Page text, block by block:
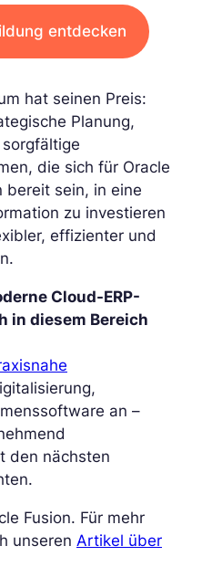
entdecken
hat seinen Preis:
Planung,
die sich für Oracle
bereit sein, in eine
zu investieren
effizienter und
Cloud-ERP-
in diesem Bereich
an –
den nächsten
Fusion. Für mehr
unseren Artikel über